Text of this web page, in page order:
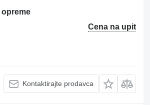
opreme
Cena na upit
Kontaktirajte prodavca